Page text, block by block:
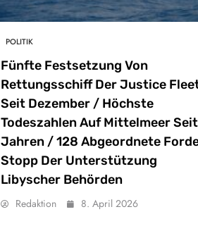
POLITIK
Fünfte Festsetzung Von
Rettungsschiff Der Justice
Seit Dezember / Höchste
Todeszahlen Auf Mittelmeer
Jahren / 128 Abgeordnete
Stopp Der Unterstützung
Libyscher Behörden
Redaktion 8. April 2026